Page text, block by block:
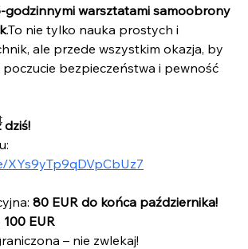
godzinnymi warsztatami samoobrony
.To nie tylko nauka prostych i
ale przede wszystkim okazja, by
bezpieczeństwa i pewność
dziś!
XYs9yTp9qDVpCbUz7
80 EUR do końca października!
100 EUR
– nie zwlekaj!